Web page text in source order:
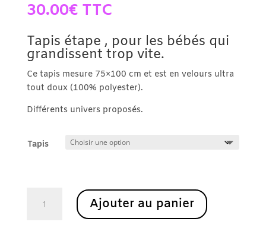
30.00€ TTC
Tapis étape , pour les bébés qui
grandissent trop vite.
Ce tapis mesure 75×100 cm et est en velours ultra
tout doux (100% polyester).
Différents univers proposés.
Tapis
Ajouter au panier